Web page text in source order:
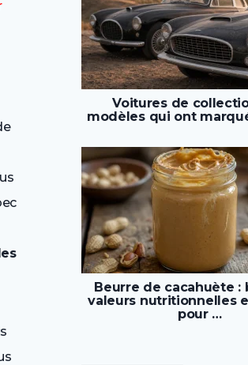
Voitures de
modèles qui ont
Beurre de cacahuète :
valeurs nutritionnelles
pour …